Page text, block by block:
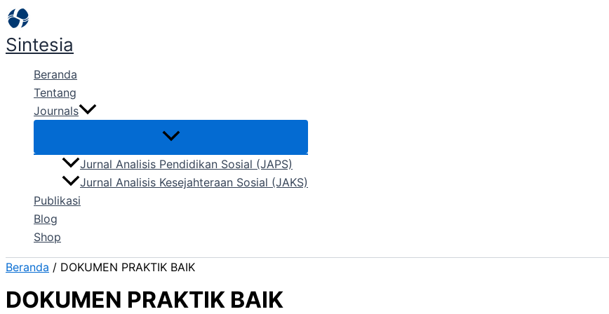
Lewati
ke
konten
Sintesia
Beranda
Tentang
Journals
Jurnal Analisis Pendidikan Sosial (JAPS)
Jurnal Analisis Kesejahteraan Sosial (JAKS)
Publikasi
Blog
Shop
Beranda / DOKUMEN PRAKTIK BAIK
DOKUMEN PRAKTIK BAIK